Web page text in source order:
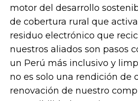
motor del desarrollo
de cobertura rural que
residuo electrónico que
nuestros aliados son pasos
un Perú más inclusivo y
no es solo una rendición de
renovación de nuestro